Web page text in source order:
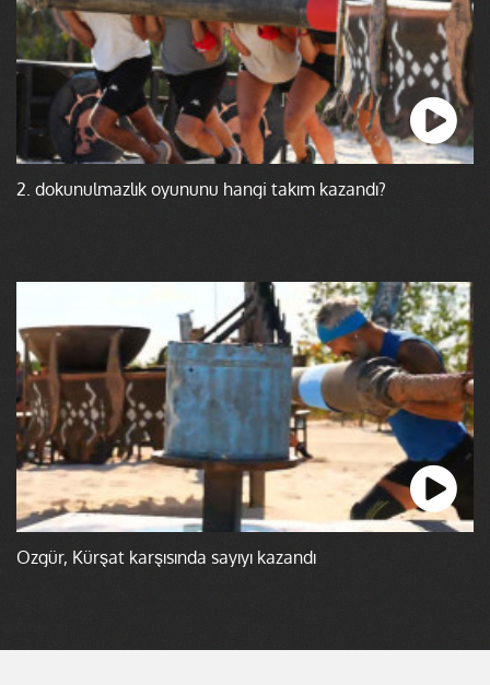
2. dokunulmazlık oyununu hangi takım kazandı?
Özgür, Kürşat karşısında sayıyı kazandı